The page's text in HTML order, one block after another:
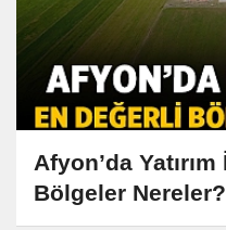
Afyon’da
Bölgeler Nereler?